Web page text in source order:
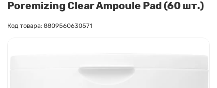
Poremizing Clear Ampoule Pad (60 шт.)
Код товара: 8809560630571